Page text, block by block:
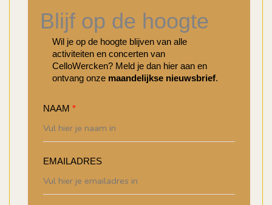
Blijf op de hoogte
Wil je op de hoogte blijven van alle
activiteiten en concerten van
CelloWercken? Meld je dan hier aan en
ontvang onze maandelijkse nieuwsbrief.
NAAM
EMAILADRES